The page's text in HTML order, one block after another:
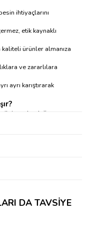
ihtiyaçlarını
etik kaynaklı
ürünler almanıza
ve zararlılara
ayrı karıştırarak
duyduğu azot
ihtiyaç duyduğu
Nasıl Kullanılır?
DA TAVSIYE